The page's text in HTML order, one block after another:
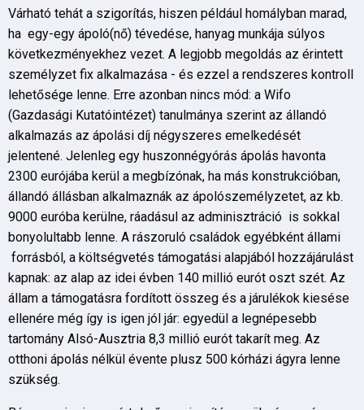
Várható tehát a szigorítás, hiszen például homályban marad,
ha egy-egy ápoló(nő) tévedése, hanyag munkája súlyos
következményekhez vezet. A legjobb megoldás az érintett
személyzet fix alkalmazása - és ezzel a rendszeres kontroll
lehetősége lenne. Erre azonban nincs mód: a Wifo
(Gazdasági Kutatóintézet) tanulmánya szerint az állandó
alkalmazás az ápolási díj négyszeres emelkedését
jelentené. Jelenleg egy huszonnégyórás ápolás havonta
2300 eurójába kerül a megbízónak, ha más konstrukcióban,
állandó állásban alkalmaznák az ápolószemélyzetet, az kb.
9000 euróba kerülne, ráadásul az adminisztráció is sokkal
bonyolultabb lenne. A rászoruló családok egyébként állami
forrásból, a költségvetés támogatási alapjából hozzájárulást
kapnak: az alap az idei évben 140 millió eurót oszt szét. Az
állam a támogatásra fordított összeg és a járulékok kiesése
ellenére még így is igen jól jár: egyedül a legnépesebb
tartomány Alsó-Ausztria 8,3 millió eurót takarít meg. Az
otthoni ápolás nélkül évente plusz 500 kórházi ágyra lenne
szükség.